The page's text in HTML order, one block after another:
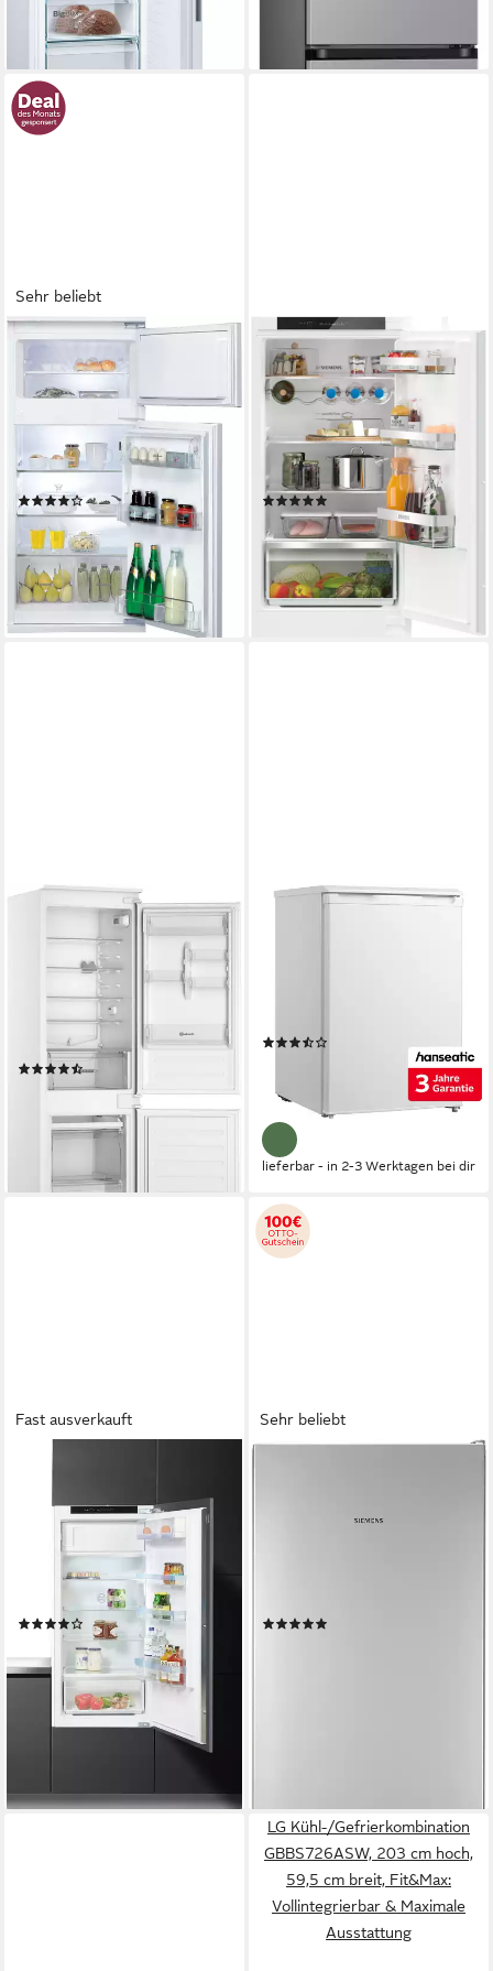
lieferbar - in 4-5 Werktagen bei dir
Sehr beliebt
BAUKNECHT
Einbaukühlgefrierkombination
KDI 12S2
54 x 122 x 54,5 cm B/H/T
Kapazität Kühlen
40 l Kapazität Frieren
Produktdatenblatt
(77)
379,00 € UVP1.349,00 €
nur diesen Monat
18,82 € mtl. in 24 Raten
-72%
lieferbar - in 2-3 Werktagen bei dir
SIEMENS
Einbaukühlgefrierkombination
iQ300 KI86VVSE0
54,1 x 177,2 x 54,8 cm B/H/T
183 l Kapazität Kühlen
84 l Kapazität Frieren
Produktdatenblatt
819,00 € UVP1.859,00 €
23,78 €mtl. in 48 Raten
-56%
lieferbar - in 4-5 Werktagen bei dir
BAUKNECHT
Einbaukühlgefrierkombination
BKGIL 178S12
55,7 x 177 x 54,5 cm
B/H/T
Kapazität Kühlen
Kapazität Frieren
Produktdatenblatt
(10)
549,00 € UVP1.109,00 €
mtl. in 48 Raten
-50%
HANSEATIC
329,00 €
-24%
lieferbar - in 2-3 Werktagen bei dir
Fast ausverkauft
BOSCH
KIL42VFE0
54,1 x 122,1 x 54,8 cm B/H/T
Kapazität Kühlen
Kapazität Frieren
Produktdatenblatt
(5)
629,00 € UVP
1.136,00 €
18,26 € mtl. in 48 Raten
lieferbar - in 4-5 Werktagen bei dir
Sehr beliebt
LG Kühl-/Gefrierkombination
GBBS726ASW, 203 cm hoch,
59,5 cm breit, Fit&Max:
Vollintegrierbar & Maximale
Ausstattung